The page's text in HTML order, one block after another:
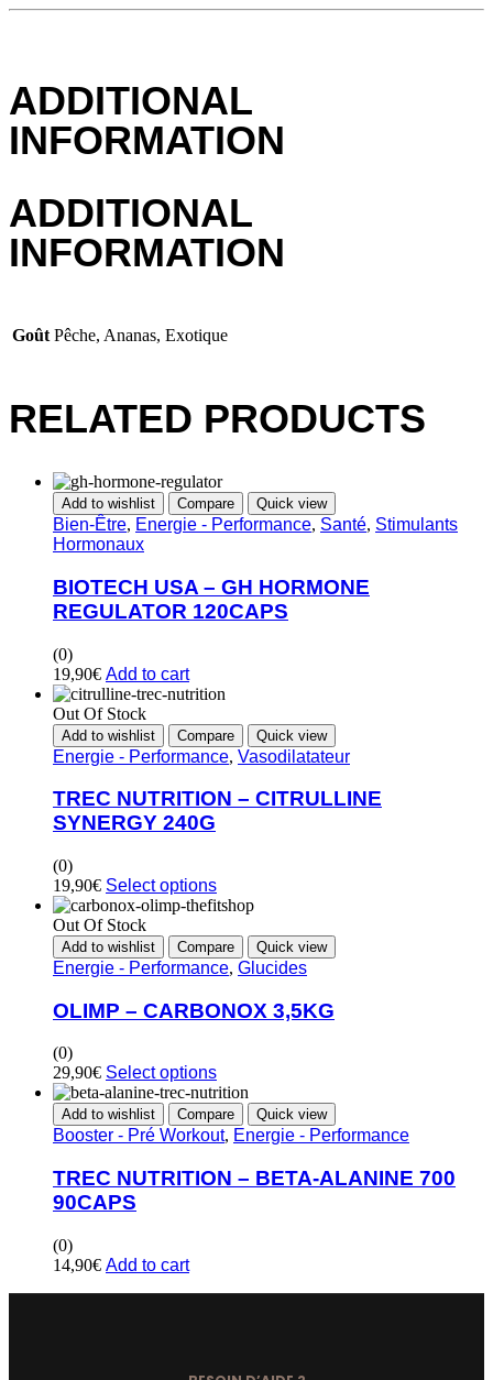
ADDITIONAL
INFORMATION
ADDITIONAL
INFORMATION
Goût Pêche, Ananas, Exotique
RELATED PRODUCTS
Add to wishlist Compare Quick view
Bien-Être, Energie - Performance, Santé, Stimulants
Hormonaux
BIOTECH USA – GH HORMONE
REGULATOR 120CAPS
(0)
19,90€ Add to cart
Out Of Stock
Add to wishlist Compare Quick view
Energie - Performance, Vasodilatateur
TREC NUTRITION – CITRULLINE
SYNERGY 240G
(0)
19,90€ Select options
Out Of Stock
Add to wishlist Compare Quick view
Energie - Performance, Glucides
OLIMP – CARBONOX 3,5KG
(0)
29,90€ Select options
Add to wishlist Compare Quick view
Booster - Pré Workout, Energie - Performance
TREC NUTRITION – BETA-ALANINE 700
90CAPS
(0)
14,90€ Add to cart